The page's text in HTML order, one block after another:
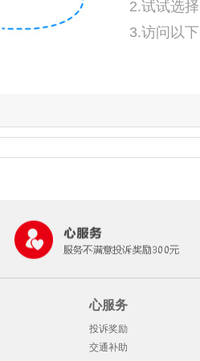
2.试试选择
3.访问以
心服务
投诉奖励
交通补助